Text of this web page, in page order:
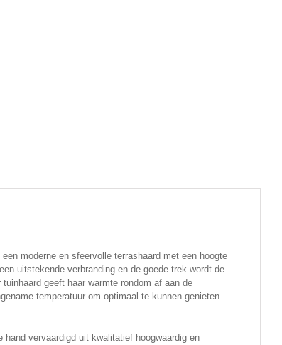
moderne en sfeervolle terrashaard met een hoogte
uitstekende verbranding en de goede trek wordt de
geeft haar warmte rondom af aan de
temperatuur om optimaal te kunnen genieten
hand vervaardigd uit kwalitatief hoogwaardig en